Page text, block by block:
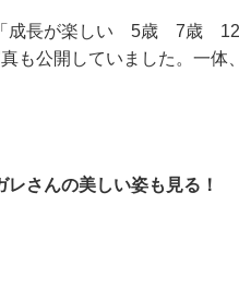
成長が楽しい 5歳 7歳
も公開していました。一
レさんの美しい姿も見る！